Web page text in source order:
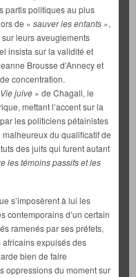
partis politiques au plus
de « sauver les enfants »,
leurs aveuglements
insista sur la validité et
Brousse d’Annecy et
concentration.
juive » de Chagall, le
mettant l’accent sur la
les politiciens pétainistes
malheureux du qualificatif de
des juifs qui furent autant
les témoins passifs et les
s’imposèrent à lui les
contemporains d’un certain
ramenés par ses préfets,
expulsés des
bien de faire
oppressions du moment sur